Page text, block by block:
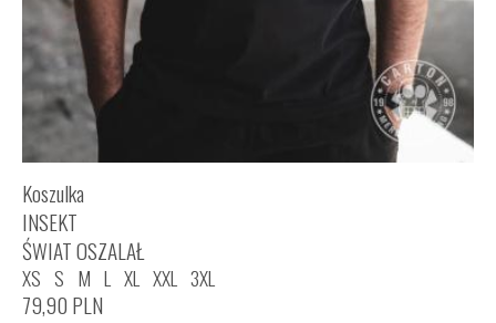
Koszulka
INSEKT
ŚWIAT OSZALAŁ
XS S M L XL XXL 3XL
79,90 PLN